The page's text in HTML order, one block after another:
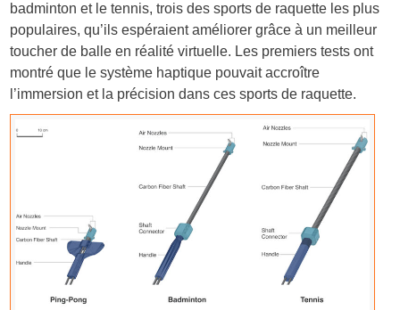
badminton et le tennis, trois des sports de raquette les plus
populaires, qu’ils espéraient améliorer grâce à un meilleur
toucher de balle en réalité virtuelle. Les premiers tests ont
montré que le système haptique pouvait accroître
l’immersion et la précision dans ces sports de raquette.